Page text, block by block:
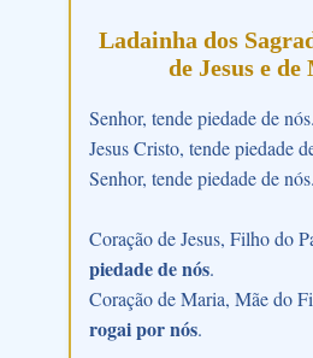
Ladainha dos
de Jesus e
Senhor, tende piedade de nós.
Jesus Cristo, tende piedade
Senhor, tende piedade de nós.
Coração de Jesus, Filho do
piedade de nós.
Coração de Maria, Mãe do
rogai por nós.